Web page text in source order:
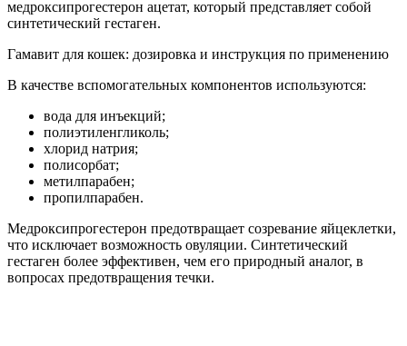
медроксипрогестерон ацетат, который представляет собой
синтетический гестаген.
Гамавит для кошек: дозировка и инструкция по применению
В качестве вспомогательных компонентов используются:
вода для инъекций;
полиэтиленгликоль;
хлорид натрия;
полисорбат;
метилпарабен;
пропилпарабен.
Медроксипрогестерон предотвращает созревание яйцеклетки,
что исключает возможность овуляции. Синтетический
гестаген более эффективен, чем его природный аналог, в
вопросах предотвращения течки.